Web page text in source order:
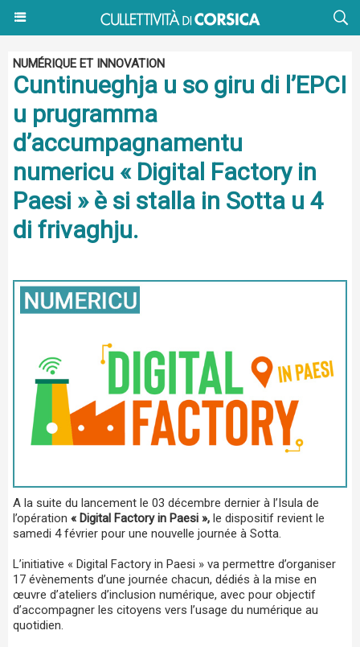
NUMÉRIQUE ET INNOVATION
Cuntinueghja u so giru di l’EPCI
u prugramma
d’accumpagnamentu
numericu « Digital Factory in
Paesi » è si stalla in Sotta u 4
di frivaghju.
A la suite du lancement le 03 décembre dernier à l’Isula de
l’opération « Digital Factory in Paesi », le dispositif revient le
samedi 4 février pour une nouvelle journée à Sotta.
L’initiative « Digital Factory in Paesi » va permettre d’organiser
17 évènements d’une journée chacun, dédiés à la mise en
œuvre d’ateliers d’inclusion numérique, avec pour objectif
d’accompagner les citoyens vers l’usage du numérique au
quotidien.